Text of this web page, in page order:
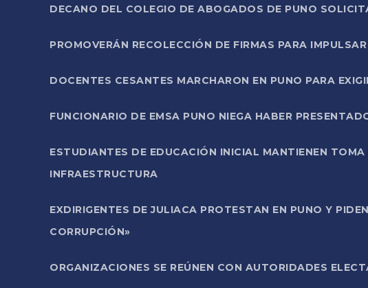
DECANO DEL COLEGIO DE ABOGADOS DE PUNO
PROMOVERÁN RECOLECCIÓN DE FIRMAS PARA
DOCENTES CESANTES MARCHARON EN PUNO PARA
FUNCIONARIO DE EMSA PUNO NIEGA HABER
ESTUDIANTES DE EDUCACIÓN INICIAL MANTIENEN
INFRAESTRUCTURA
EXDIRIGENTES DE JULIACA PROTESTAN EN PUNO Y
CORRUPCIÓN»
ORGANIZACIONES SE REÚNEN CON AUTORIDADES